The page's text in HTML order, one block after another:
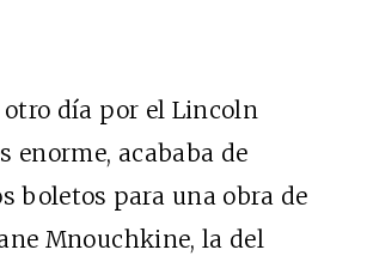
otro día por el Lincoln
enorme, acababa de
boletos para una obra de
Mnouchkine, la del